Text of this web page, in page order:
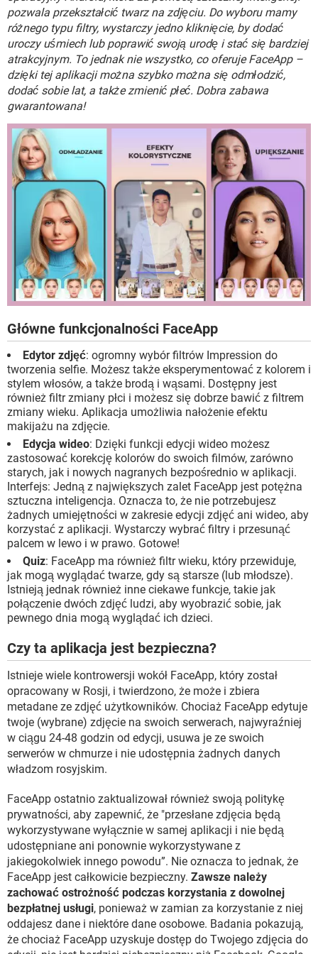
WINDOWS 10
pozwala przekształcić twarz na zdjęciu. Do wyboru mamy
różnego typu filtry, wystarczy jedno kliknięcie, by dodać
uroczy uśmiech lub poprawić swoją urodę i stać się bardziej
atrakcyjnym. To jednak nie wszystko, co oferuje FaceApp –
dzięki tej aplikacji można szybko można się odmłodzić,
dodać sobie lat, a także zmienić płeć. Dobra zabawa
gwarantowana!
Główne funkcjonalności FaceApp
Edytor zdjęć: ogromny wybór filtrów Impression do
tworzenia selfie. Możesz także eksperymentować z kolorem i
stylem włosów, a także brodą i wąsami. Dostępny jest
również filtr zmiany płci i możesz się dobrze bawić z filtrem
zmiany wieku. Aplikacja umożliwia nałożenie efektu
makijażu na zdjęcie.
Edycja wideo: Dzięki funkcji edycji wideo możesz
zastosować korekcję kolorów do swoich filmów, zarówno
starych, jak i nowych nagranych bezpośrednio w aplikacji.
Interfejs: Jedną z największych zalet FaceApp jest potężna
sztuczna inteligencja. Oznacza to, że nie potrzebujesz
żadnych umiejętności w zakresie edycji zdjęć ani wideo, aby
korzystać z aplikacji. Wystarczy wybrać filtry i przesunąć
palcem w lewo i w prawo. Gotowe!
Quiz: FaceApp ma również filtr wieku, który przewiduje,
jak mogą wyglądać twarze, gdy są starsze (lub młodsze).
Istnieją jednak również inne ciekawe funkcje, takie jak
połączenie dwóch zdjęć ludzi, aby wyobrazić sobie, jak
pewnego dnia mogą wyglądać ich dzieci.
Czy ta aplikacja jest bezpieczna?
Istnieje wiele kontrowersji wokół FaceApp, który został
opracowany w Rosji, i twierdzono, że może i zbiera
metadane ze zdjęć użytkowników. Chociaż FaceApp edytuje
twoje (wybrane) zdjęcie na swoich serwerach, najwyraźniej
w ciągu 24-48 godzin od edycji, usuwa je ze swoich
serwerów w chmurze i nie udostępnia żadnych danych
władzom rosyjskim.
FaceApp ostatnio zaktualizował również swoją politykę
prywatności, aby zapewnić, że "przesłane zdjęcia będą
wykorzystywane wyłącznie w samej aplikacji i nie będą
udostępniane ani ponownie wykorzystywane z
jakiegokolwiek innego powodu”. Nie oznacza to jednak, że
FaceApp jest całkowicie bezpieczny. Zawsze należy
zachować ostrożność podczas korzystania z dowolnej
bezpłatnej usługi, ponieważ w zamian za korzystanie z niej
oddajesz dane i niektóre dane osobowe. Badania pokazują,
że chociaż FaceApp uzyskuje dostęp do Twojego zdjęcia do